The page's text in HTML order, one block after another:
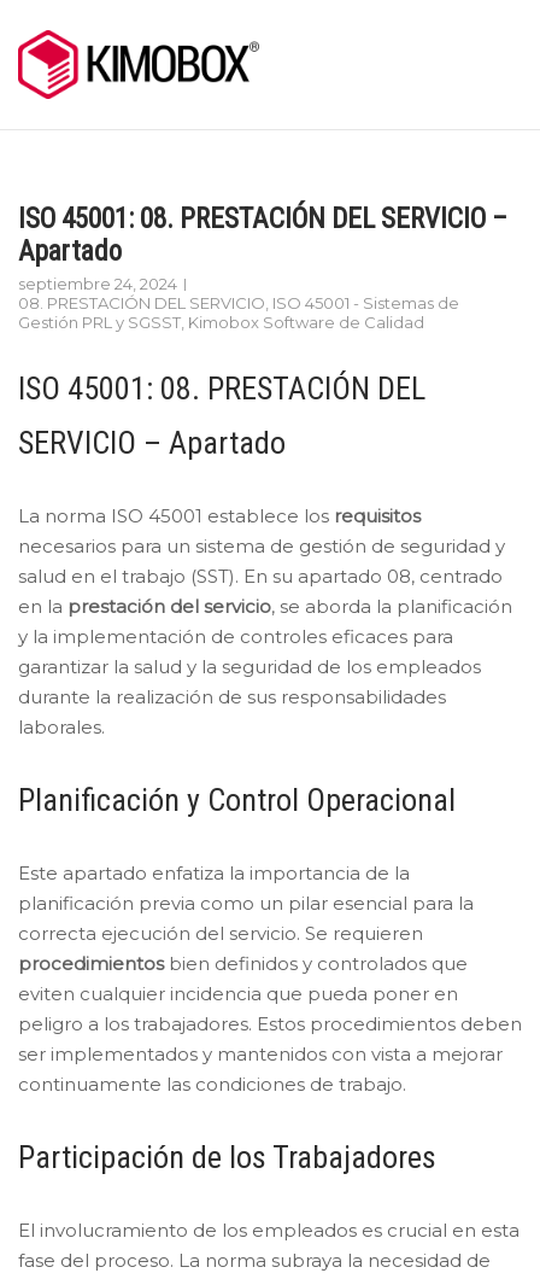
to
content
ISO 45001: 08. PRESTACIÓN DEL SERVICIO –
Apartado
septiembre 24, 2024
08. PRESTACIÓN DEL SERVICIO ISO 45001 - Sistemas de
Gestión PRL y SGSST Kimobox Software de Calidad
ISO 45001: 08. PRESTACIÓN DEL
SERVICIO – Apartado
La norma ISO 45001 establece los requisitos
necesarios para un sistema de gestión de seguridad y
salud en el trabajo (SST). En su apartado 08, centrado
en la prestación del servicio, se aborda la planificación
y la implementación de controles eficaces para
garantizar la salud y la seguridad de los empleados
durante la realización de sus responsabilidades
laborales.
Planificación y Control Operacional
Este apartado enfatiza la importancia de la
planificación previa como un pilar esencial para la
correcta ejecución del servicio. Se requieren
procedimientosbien definidos y controlados que
eviten cualquier incidencia que pueda poner en
peligro a los trabajadores. Estos procedimientos deben
ser implementados y mantenidos con vista a mejorar
continuamente las condiciones de trabajo.
Participación de los Trabajadores
El involucramiento de los empleados es crucial en esta
fase del proceso. La norma subraya la necesidad de